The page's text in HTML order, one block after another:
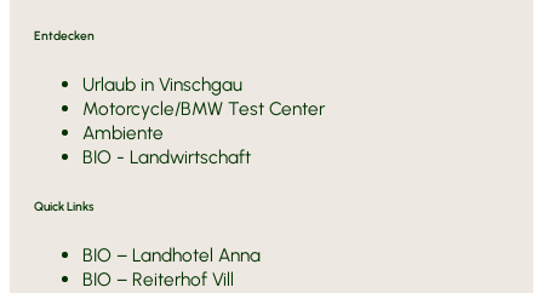
Entdecken
Urlaub in Vinschgau
Motorcycle/BMW Test Center
Ambiente
BIO - Landwirtschaft
Quick Links
BIO – Landhotel Anna
BIO – Reiterhof Vill